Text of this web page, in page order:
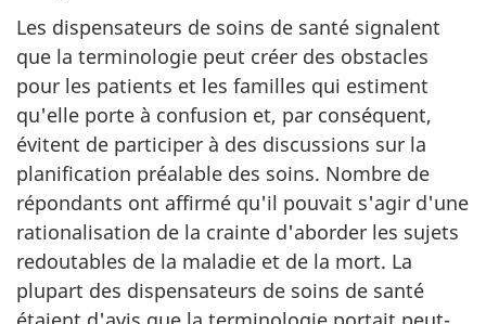
Les dispensateurs de soins de santé signalent
que la terminologie peut créer des obstacles
pour les patients et les familles qui estiment
qu'elle porte à confusion et, par conséquent,
évitent de participer à des discussions sur la
planification préalable des soins. Nombre de
répondants ont affirmé qu'il pouvait s'agir d'une
rationalisation de la crainte d'aborder les sujets
redoutables de la maladie et de la mort. La
plupart des dispensateurs de soins de santé